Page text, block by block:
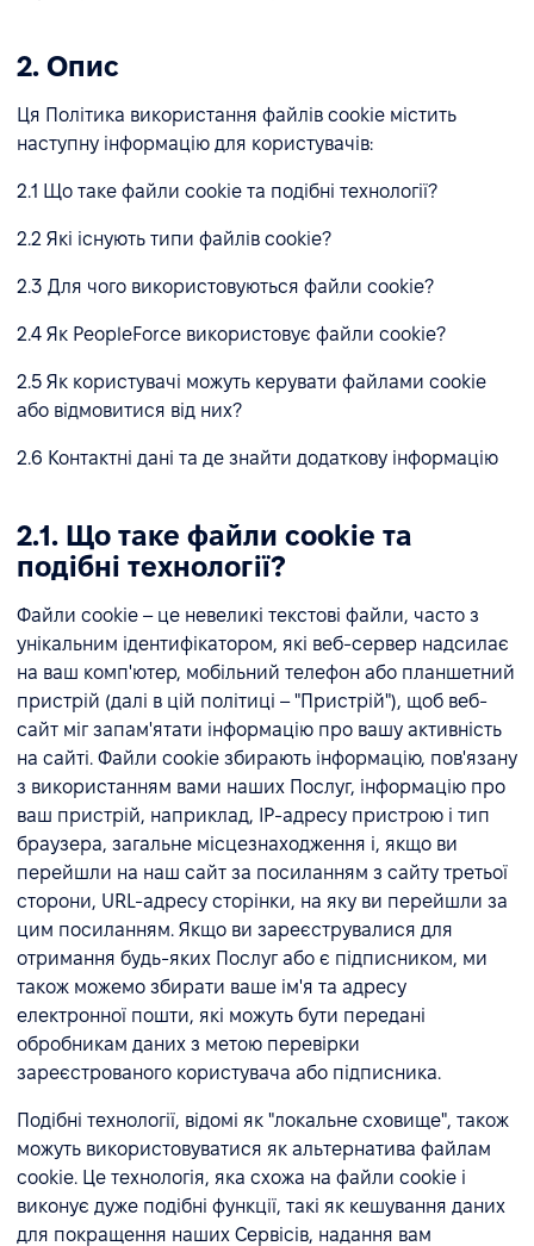
2. Опис
Ця Політика використання файлів cookie містить
наступну інформацію для користувачів:
2.1 Що таке файли cookie та подібні технології?
2.2 Які існують типи файлів cookie?
2.3 Для чого використовуються файли cookie?
2.4 Як PeopleForce використовує файли cookie?
2.5 Як користувачі можуть керувати файлами cookie
або відмовитися від них?
2.6 Контактні дані та де знайти додаткову інформацію
2.1. Що таке файли cookie та
подібні технології?
Файли cookie – це невеликі текстові файли, часто з
унікальним ідентифікатором, які веб-сервер надсилає
на ваш комп'ютер, мобільний телефон або планшетний
пристрій (далі в цій політиці – "Пристрій"), щоб веб-
сайт міг запам'ятати інформацію про вашу активність
на сайті. Файли cookie збирають інформацію, пов'язану
з використанням вами наших Послуг, інформацію про
ваш пристрій, наприклад, IP-адресу пристрою і тип
браузера, загальне місцезнаходження і, якщо ви
перейшли на наш сайт за посиланням з сайту третьої
сторони, URL-адресу сторінки, на яку ви перейшли за
цим посиланням. Якщо ви зареєструвалися для
отримання будь-яких Послуг або є підписником, ми
також можемо збирати ваше ім'я та адресу
електронної пошти, які можуть бути передані
обробникам даних з метою перевірки
зареєстрованого користувача або підписника.
Подібні технології, відомі як "локальне сховище", також
можуть використовуватися як альтернатива файлам
cookie. Це технологія, яка схожа на файли cookie і
виконує дуже подібні функції, такі як кешування даних
для покращення наших Сервісів, надання вам